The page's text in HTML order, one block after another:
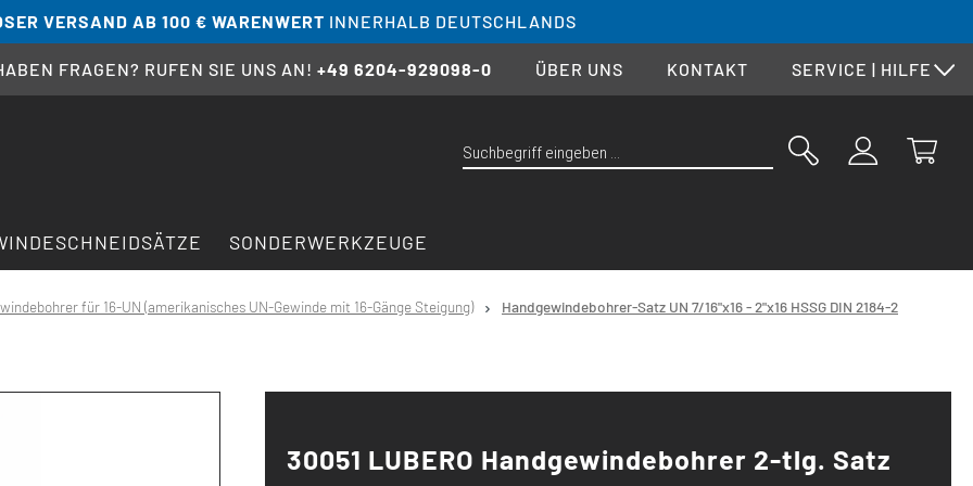
VERSAND AB 100 € WARENWERT INNERHALB DEUTSCHLANDS
FRAGEN? RUFEN SIE UNS AN! +49 6204-929098-0 ÜBER UNS KONTAKT SERVICE | HILFE
SONDERWERKZEUGE
für 16-UN (amerikanisches UN-Gewinde mit 16-Gänge Steigung) Handgewindebohrer-Satz UN 7/16"x16 - 2"x16 HSSG DIN 2184-2
30051 LUBERO Handgewindebohrer 2-tlg. Satz